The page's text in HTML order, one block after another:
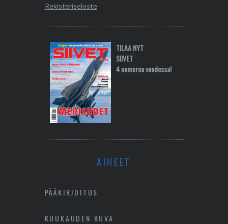
Rekisteriseloste
TILAA NYT
SIIVET
4 numeroa vuodessa!
AIHEET
PÄÄKIRJOITUS
KUUKAUDEN KUVA